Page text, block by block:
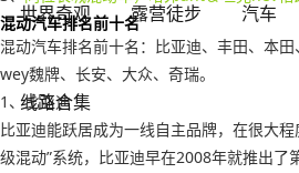
世界奇观 露营徒步 汽车
线路合集
混动汽车排名前十名
混动汽车排名前十名：比亚迪、丰田、本田
wey魏牌、长安、大众、奇瑞。
1、比亚迪
比亚迪能跃居成为一线自主品牌，在很大
级混动”系统，比亚迪早在2008年就推出了